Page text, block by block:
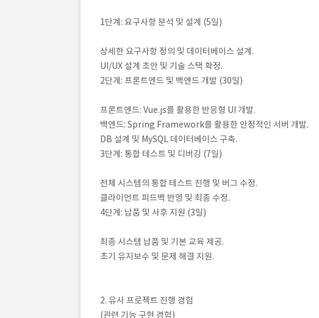
1단계: 요구사항 분석 및 설계 (5일)
상세한 요구사항 정의 및 데이터베이스 설계.
UI/UX 설계 초안 및 기술 스택 확정.
2단계: 프론트엔드 및 백엔드 개발 (30일)
프론트엔드: Vue.js를 활용한 반응형 UI 개발.
백엔드: Spring Framework를 활용한 안정적인 서버 개발.
DB 설계 및 MySQL 데이터베이스 구축.
3단계: 통합 테스트 및 디버깅 (7일)
전체 시스템의 통합 테스트 진행 및 버그 수정.
클라이언트 피드백 반영 및 최종 수정.
4단계: 납품 및 사후 지원 (3일)
최종 시스템 납품 및 기본 교육 제공.
초기 유지보수 및 문제 해결 지원.
2. 유사 프로젝트 진행 경험
(관련 기능 구현 경험)